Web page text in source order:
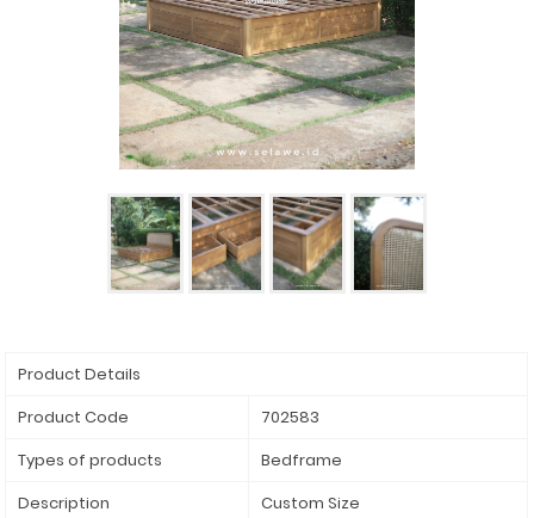
Product Details
Product Code
702583
Types of products
Bedframe
Description
Custom Size